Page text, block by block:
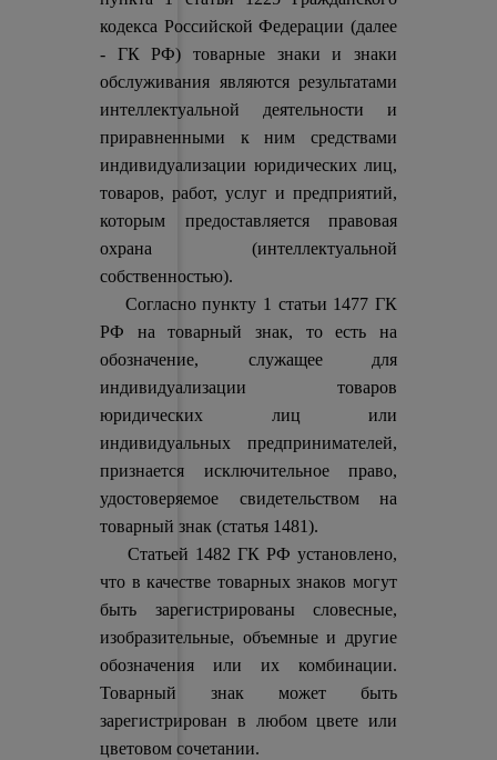
кодекса Российской Федерации (далее
- ГК РФ) товарные знаки и знаки
обслуживания являются результатами
интеллектуальной деятельности и
приравненными к ним средствами
индивидуализации юридических лиц,
товаров, работ, услуг и предприятий,
которым предоставляется правовая
охрана (интеллектуальной
собственностью).
Согласно пункту 1 статьи 1477 ГК
РФ на товарный знак, то есть на
обозначение, служащее для
индивидуализации товаров
юридических лиц или
индивидуальных предпринимателей,
признается исключительное право,
удостоверяемое свидетельством на
товарный знак (статья 1481).
Статьей 1482 ГК РФ установлено,
что в качестве товарных знаков могут
быть зарегистрированы словесные,
изобразительные, объемные и другие
обозначения или их комбинации.
Товарный знак может быть
зарегистрирован в любом цвете или
цветовом сочетании.